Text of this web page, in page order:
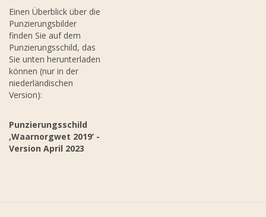
Einen Überblick über die
Punzierungsbilder
finden Sie auf dem
Punzierungsschild, das
Sie unten herunterladen
können (nur in der
niederländischen
Version):
Punzierungsschild
‚Waarnorgwet 2019‘ -
Version April 2023